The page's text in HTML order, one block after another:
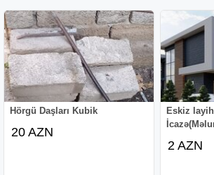
Hörgü Daşları Kubik
20 AZN
Eskiz
2 AZN